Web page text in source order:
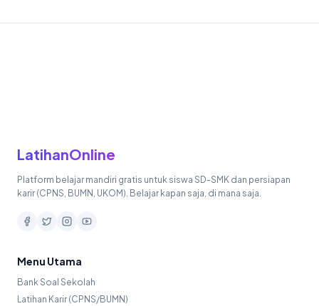
LatihanOnline
Platform belajar mandiri gratis untuk siswa SD-SMK dan persiapan
karir (CPNS, BUMN, UKOM). Belajar kapan saja, di mana saja.
Menu Utama
Bank Soal Sekolah
Latihan Karir (CPNS/BUMN)